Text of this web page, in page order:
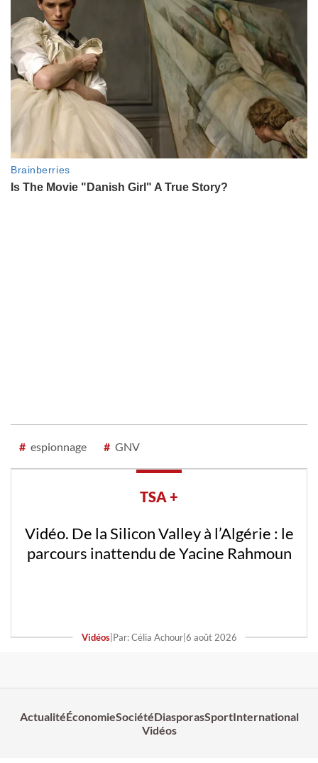
# espionnage # GNV
TSA +
Vidéo. De la Silicon Valley à l’Algérie : le
parcours inattendu de Yacine Rahmoun
Vidéos| Par: Célia Achour| 6 août 2026
ActualitéÉconomieSociétéDiasporasSportInternational
Vidéos